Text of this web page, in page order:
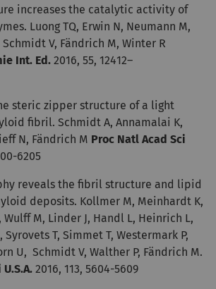
increases the catalytic activity of
Luong TQ, Erwin N, Neumann M,
V, Fändrich M, Winter R
Int. Ed. 2016, 55, 12412–
steric zipper structure of a light
fibril. Schmidt A, Annamalai K,
N, Fändrich M Proc Natl Acad Sci
113, 6200-6205
reveals the fibril structure and lipid
deposits. Kollmer M, Meinhardt K,
Wulff M, Linder J, Handl L, Heinrich L,
Syrovets T, Simmet T, Westermark P,
U, Schmidt V, Walther P, Fändrich M.
2016, 113, 5604-5609